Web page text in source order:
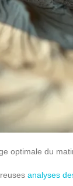
optimale du
analyses